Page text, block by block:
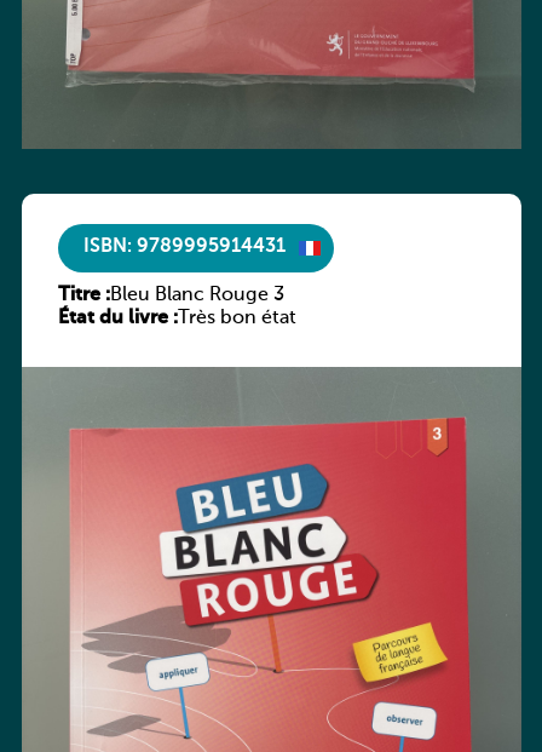
ISBN: 9789995914431
Titre :Bleu Blanc Rouge 3
État du livre :Très bon état